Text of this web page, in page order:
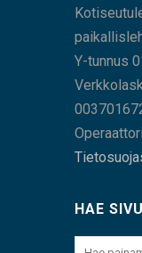
Y-tunnus
HAE